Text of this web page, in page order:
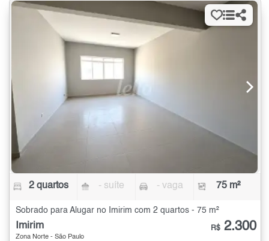
2 quartos - suíte - vaga 75 m²
Sobrado para Alugar no Imirim com 2 quartos - 75 m²
Imirim
Zona Norte - São Paulo
R$ 2.300